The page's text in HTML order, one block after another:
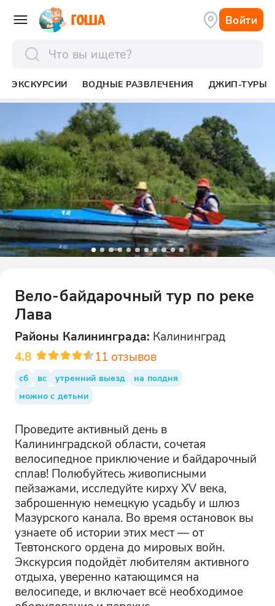
Войти
ЭКСКУРСИИ ВОДНЫЕ РАЗВЛЕЧЕНИЯ ДЖИП-ТУРЫ
Вело-байдарочный тур по реке
Лава
Районы Калининграда: Калининград
4.8
11 отзывов
сб вс утренний выезд
на полдня
можно с детьми
Проведите активный день в
Калининградской области, сочетая
велосипедное приключение и байдарочный
сплав! Полюбуйтесь живописными
пейзажами, исследуйте кирху XV века,
заброшенную немецкую усадьбу и шлюз
Мазурского канала. Во время остановок вы
узнаете об истории этих мест — от
Тевтонского ордена до мировых войн.
Экскурсия подойдёт любителям активного
отдыха, уверенно катающимся на
велосипеде, и включает всё необходимое